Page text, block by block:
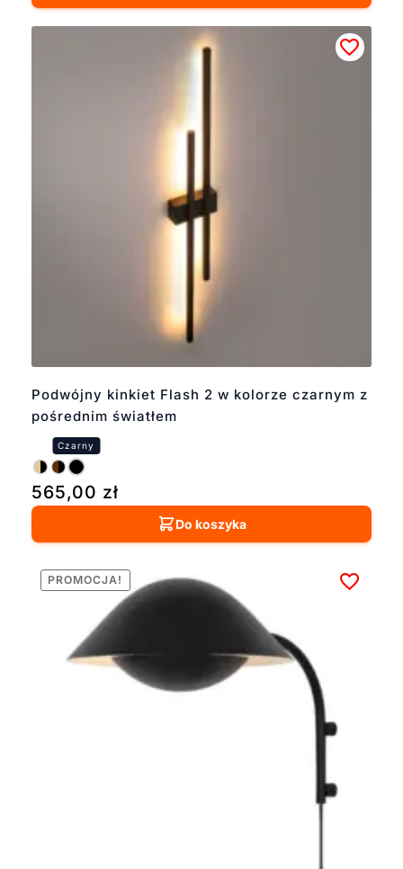
Podwójny kinkiet Flash 2 w kolorze czarnym z
pośrednim światłem
565,00 zł
Do koszyka
PROMOCJA!